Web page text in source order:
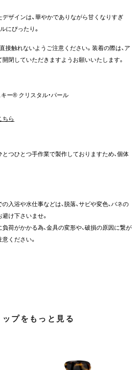
ザインは、華やかでありながら甘くなりすぎ
にぴったり。
接触れないようご注意ください。装着の際は、ア
閉していただきますようお願いいたします。
ー® クリスタル・パール
ちら
つひとつ手作業で製作しておりますため、個体
入浴や水仕事などは、脱落、サビや変色、バネの
け下さいませ。
荷がかかる為、金具の変形や、破損の原因に繋が
ください。
ップをもっと見る